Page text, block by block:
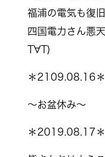
福浦の電気も復
四国電力さん悪
T∀T)
＊2109.08.16＊
～お盆休み～
＊2019.08.17＊